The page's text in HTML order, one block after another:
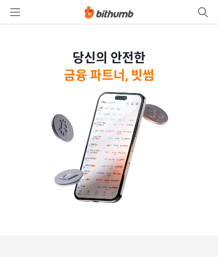
당신의 안전한
금융 파트너, 빗썸